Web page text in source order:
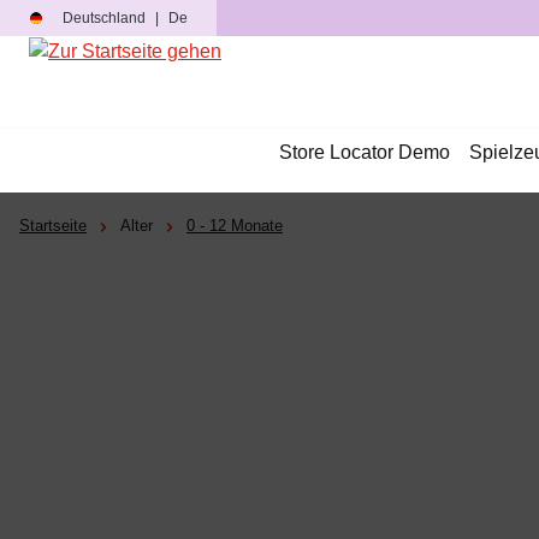
Hauptinhalt springen
Zur Suche springen
Zur Hauptnavigation springen
Deutschland De
Store Locator Demo
Startseite Alter 0 - 12 Monate